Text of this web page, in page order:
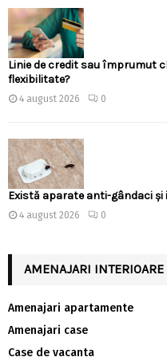
Linie de credit sau împrumut
flexibilitate?
4 august 2026 0
Există aparate anti-gândaci și
4 august 2026 0
AMENAJARI INTERIOARE
Amenajari apartamente
Amenajari case
Case de vacanta